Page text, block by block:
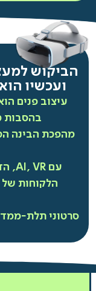
הביקוש
ועכשיו
עיצוב פנים
בהסבות
מהפכת הבינה
עם AI, VR, הדמיות ו-Data Driven Design.
הלקוחות של
סרטוני תלת-ממד